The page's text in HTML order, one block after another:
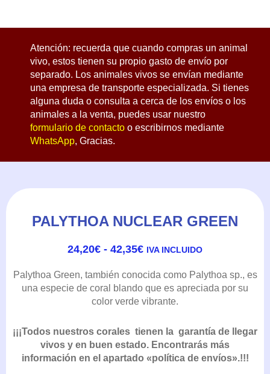
Atención: recuerda que cuando compras un animal
vivo, estos tienen su propio gasto de envío por
separado. Los animales vivos se envían mediante
una empresa de transporte especializada. Si tienes
alguna duda o consulta a cerca de los envíos o los
animales a la venta, puedes usar nuestro
formulario de contacto o escribirnos mediante
WhatsApp, Gracias.
PALYTHOA NUCLEAR GREEN
24,20€ - 42,35€DE
DESDE
24,20€
HASTA
IVA INCLUIDO
Palythoa Green, también conocida como Palythoa sp., es
una especie de coral blando que es apreciada por su
color verde vibrante.
¡¡¡Todos nuestros corales tienen la garantía de llegar
vivos y en buen estado. Encontrarás más
información en el apartado «política de envíos».!!!